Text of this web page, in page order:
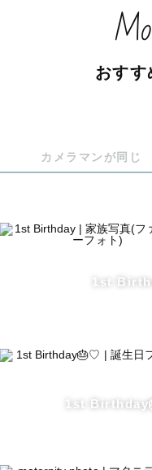
写真はその時の空気感
形として残すことがで
あんなことあったね」
＊初めての方も安心し
撮影場所や写真のイメ
なんでもご相談くださ
＊指名料は季節によっ
事前にご相談いただ
エリアによっては別途
おすす
カメラマンが同じ
1st
1st